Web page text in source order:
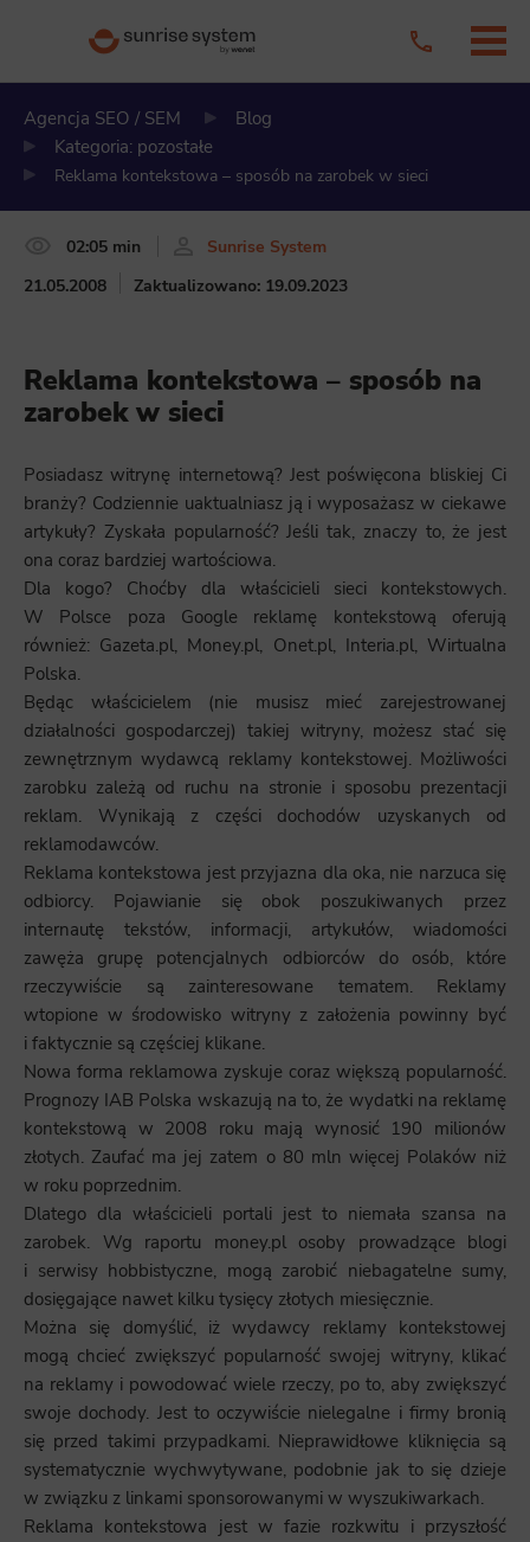
Agencja SEO / SEM
Blog
Kategoria: pozostałe
Reklama kontekstowa – sposób na zarobek w sieci
02:05 min
Sunrise System
21.05.2008
Zaktualizowano: 19.09.2023
Reklama kontekstowa – sposób na
zarobek w sieci
Posiadasz witrynę internetową? Jest poświęcona bliskiej Ci
branży? Codziennie uaktualniasz ją i wyposażasz w ciekawe
artykuły? Zyskała popularność? Jeśli tak, znaczy to, że jest
ona coraz bardziej wartościowa.
Dla kogo? Choćby dla właścicieli sieci kontekstowych.
W Polsce poza Google reklamę kontekstową oferują
również: Gazeta.pl, Money.pl, Onet.pl, Interia.pl, Wirtualna
Polska.
Będąc właścicielem (nie musisz mieć zarejestrowanej
działalności gospodarczej) takiej witryny, możesz stać się
zewnętrznym wydawcą reklamy kontekstowej. Możliwości
zarobku zależą od ruchu na stronie i sposobu prezentacji
reklam. Wynikają z części dochodów uzyskanych od
reklamodawców.
Reklama kontekstowa jest przyjazna dla oka, nie narzuca się
odbiorcy. Pojawianie się obok poszukiwanych przez
internautę tekstów, informacji, artykułów, wiadomości
zawęża grupę potencjalnych odbiorców do osób, które
rzeczywiście są zainteresowane tematem. Reklamy
wtopione w środowisko witryny z założenia powinny być
i faktycznie są częściej klikane.
Nowa forma reklamowa zyskuje coraz większą popularność.
Prognozy IAB Polska wskazują na to, że wydatki na reklamę
kontekstową w 2008 roku mają wynosić 190 milionów
złotych. Zaufać ma jej zatem o 80 mln więcej Polaków niż
w roku poprzednim.
Dlatego dla właścicieli portali jest to niemała szansa na
zarobek. Wg raportu money.pl osoby prowadzące blogi
i serwisy hobbistyczne, mogą zarobić niebagatelne sumy,
dosięgające nawet kilku tysięcy złotych miesięcznie.
Można się domyślić, iż wydawcy reklamy kontekstowej
mogą chcieć zwiększyć popularność swojej witryny, klikać
na reklamy i powodować wiele rzeczy, po to, aby zwiększyć
swoje dochody. Jest to oczywiście nielegalne i firmy bronią
się przed takimi przypadkami. Nieprawidłowe kliknięcia są
systematycznie wychwytywane, podobnie jak to się dzieje
w związku z linkami sponsorowanymi w wyszukiwarkach.
Reklama kontekstowa jest w fazie rozkwitu i przyszłość